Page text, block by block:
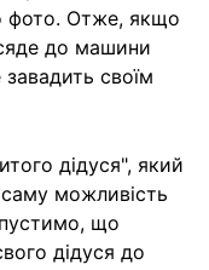
фото. Отже, якщо
до машини
своїм
дідуся", який
можливість
що
дідуся до